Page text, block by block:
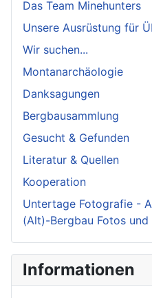
Das Team Minehunters
Unsere Ausrüstung für
Wir suchen...
Montanarchäologie
Danksagungen
Bergbausammlung
Gesucht & Gefunden
Literatur & Quellen
Kooperation
Untertage Fotografie -
(Alt)-Bergbau Fotos und
Informationen